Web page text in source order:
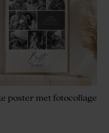
poster met fotocollage